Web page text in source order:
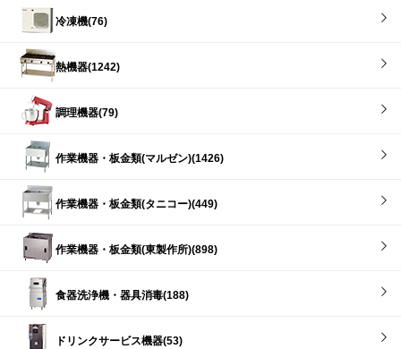
冷凍機(76)
熱機器(1242)
調理機器(79)
作業機器・板金類(マルゼン)(1426)
作業機器・板金類(タニコー)(449)
作業機器・板金類(東製作所)(898)
食器洗浄機・器具消毒(188)
ドリンクサービス機器(53)